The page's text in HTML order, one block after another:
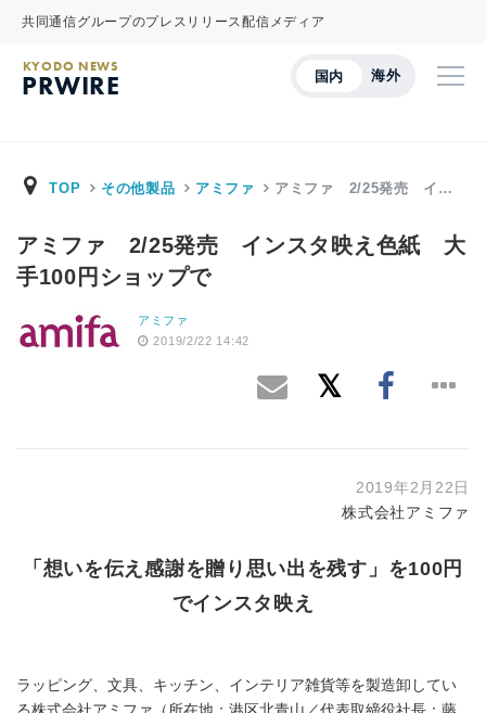
共同通信グループのプレスリリース配信メディア
国内 海外
KYODO NEWS
PRWIRE
TOP その他製品 アミファ アミファ 2/25発売 イ…
アミファ 2/25発売 インスタ映え色紙 大
手100円ショップで
アミファ
2019/2/22 14:42
2019年2月22日
株式会社アミファ
「想いを伝え感謝を贈り思い出を残す」を100円
でインスタ映え
ラッピング、文具、キッチン、インテリア雑貨等を製造卸してい